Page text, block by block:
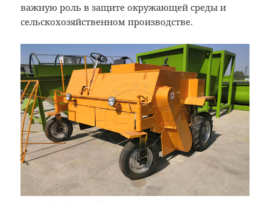
важную роль в защите окружающей среды и
сельскохозяйственном производстве.